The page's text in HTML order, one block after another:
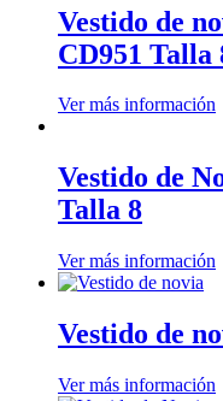
Vestido de
CD951 Talla
Ver más información
Vestido de
Talla 8
Ver más información
Vestido de
Ver más información